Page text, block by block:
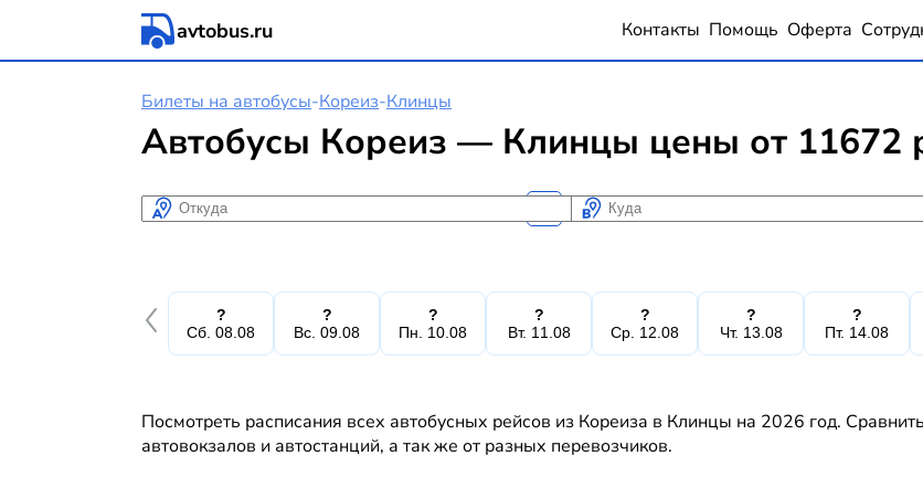
avtobus.ru Контакты Помощь Оферта
Билеты на автобусы-Кореиз-Клинцы
Автобусы Кореиз — Клинцы цены от 11672
Откуда Куда
?
Сб. 08.08
?
Вс. 09.08
?
Пн. 10.08
?
Вт. 11.08
?
Ср. 12.08
?
Чт. 13.08
?
Пт. 14.08
Посмотреть расписания всех автобусных рейсов из Кореиза в Клинцы на 2026 год.
автовокзалов и автостанций, а так же от разных перевозчиков.